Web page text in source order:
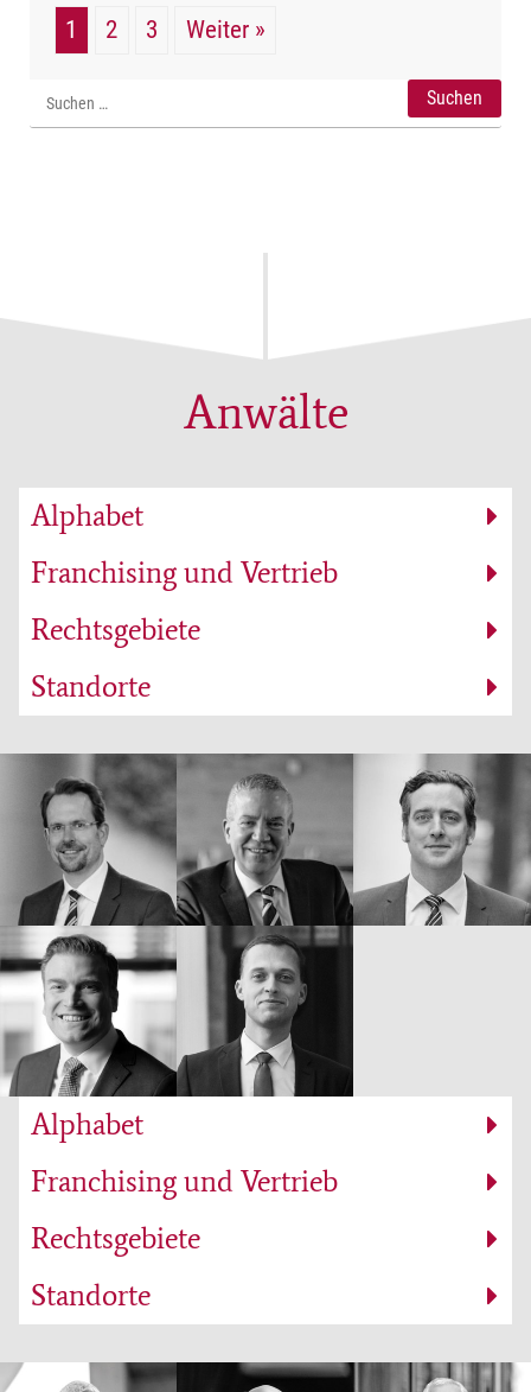
1 2 3 Weiter »
Anwälte
Alphabet
Franchising und Vertrieb
Rechtsgebiete
Standorte
Alphabet
Franchising und Vertrieb
Rechtsgebiete
Standorte